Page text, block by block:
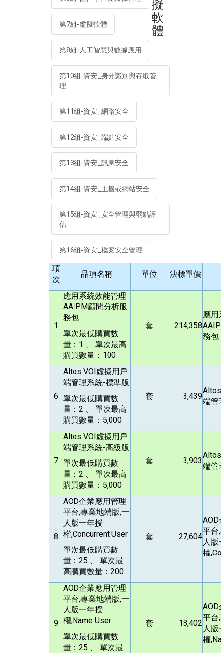
第7組-虛擬軟體
第8組-人工智慧與數據應用
第10組-資安_身分識別與存取管
理
第11組-資安_網路安全
第12組-資安_端點安全
第13組-資安_訊息安全
第14組-資安_主機或網站安全
第15組-資安_安全管理與弱點評
估
第16組-資安_檔案安全管理
擬
軟
體
項
次
品項名稱 單位 決標單價
1
應用系統效能管理
AAIPM顧問分析服
務包
單次最低購買數
量：1 、 單次最高
購買數量：100
套 214,358
應用
務包
6
Altos VOI 虛擬用戶
端管理系統-標準版
單次最低購買數
量：2 、 單次最高
購買數量：5,000
套 3,439
端管
7
Altos VOI 虛擬用戶
端管理系統-高級版
單次最低購買數
量：2 、 單次最高
購買數量：5,000
套 3,903
端管
8
AOD企業應用管理
平台,專業地端版,一
人版一年授
權,Concurrent User
單次最低購買數
量：25 、 單次最
高購買數量：200
套 27,604
AOD
平台
人版
權
9
AOD企業應用管理
平台,專業地端版,一
人版一年授
權,Name User
單次最低購買數
量：25 、 單次最
套 18,402
AOD
平台
人版
權